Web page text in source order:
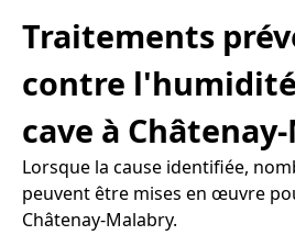
Traitements
contre
cave à
Lorsque la cause identifiée,
peuvent être mises en œuvre
Châtenay-Malabry.